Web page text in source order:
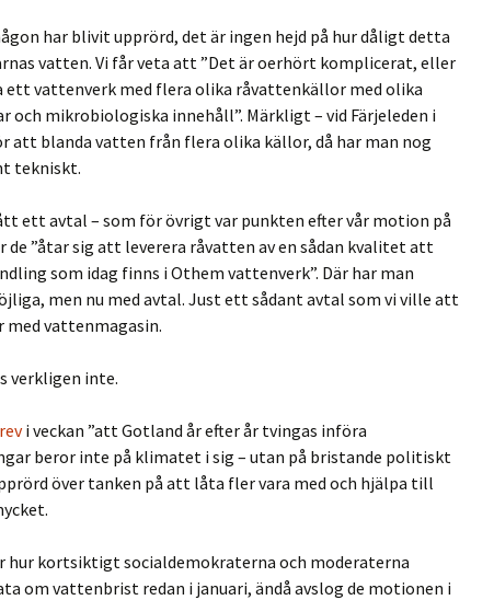
har blivit upprörd, det är ingen hejd på hur dåligt detta
vatten. Vi får veta att ”Det är oerhört komplicerat, eller
vattenverk med flera olika råvattenkällor med olika
och mikrobiologiska innehåll”. Märkligt – vid Färjeleden i
att blanda vatten från flera olika källor, då har man nog
tekniskt.
ett avtal – som för övrigt var punkten efter vår motion på
de ”åtar sig att leverera råvatten av en sådan kvalitet att
som idag finns i Othem vattenverk”. Där har man
men nu med avtal. Just ett sådant avtal som vi ville att
vattenmagasin.
verkligen inte.
i veckan ”att Gotland år efter år tvingas införa
beror inte på klimatet i sig – utan på bristande politiskt
över tanken på att låta fler vara med och hjälpa till
hur kortsiktigt socialdemokraterna och moderaterna
om vattenbrist redan i januari, ändå avslog de motionen i